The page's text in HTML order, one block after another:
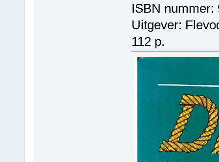
ISBN nummer:
Uitgever:
112 p.